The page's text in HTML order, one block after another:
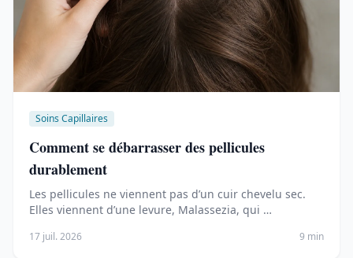
Soins Capillaires
Comment se débarrasser des pellicules
durablement
Les pellicules ne viennent pas d’un cuir chevelu sec.
Elles viennent d’une levure, Malassezia, qui …
17 juil. 2026 9 min